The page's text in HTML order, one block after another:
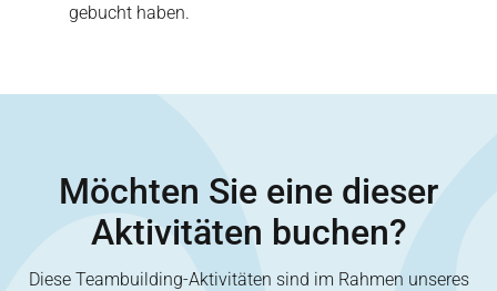
gebucht haben.
Möchten Sie eine dieser
Aktivitäten buchen?
Diese Teambuilding-Aktivitäten sind im Rahmen unseres